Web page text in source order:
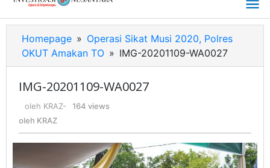
Homepage » Operasi Sikat Musi 2020, Polres
OKUT Amakan TO » IMG-20201109-WA0027
IMG-20201109-WA0027
oleh KRAZ-
164 views
oleh KRAZ